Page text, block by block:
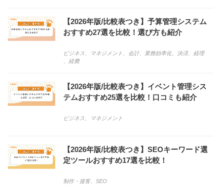
【2026年版/比較表つき】予算管理システム
おすすめ27選を比較！選び方も紹介
ビジネス マネジメント 会計、 業務効率化、 決済、 経理
経費
【2026年版/比較表つき】イベント管理シス
テムおすすめ25選を比較！口コミも紹介
ビジネス マネジメント
【2026年版/比較表つき】SEOキーワード選
定ツールおすすめ17選を比較！
制作・接客、 SEO